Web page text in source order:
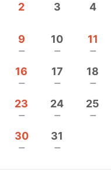
遊ぶように仕事をして
そんなふうに、自分
えたら、
きっと世界はもっと
ここに来る人が、ふ
誰かとつながるこ
2 3 4
9
remove
10
remove
11
remove
16
remove
17
remove
18
remove
23
remove
24
remove
25
remove
30
remove
31
remove